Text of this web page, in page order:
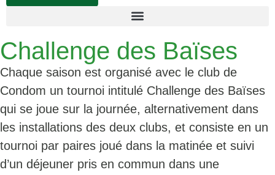
Challenge des Baïses
Chaque saison est organisé avec le club de
Condom un tournoi intitulé Challenge des Baïses
qui se joue sur la journée, alternativement dans
les installations des deux clubs, et consiste en un
tournoi par paires joué dans la matinée et suivi
d’un déjeuner pris en commun dans une